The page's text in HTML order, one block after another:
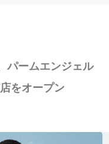
パームエンジェル
をオープン